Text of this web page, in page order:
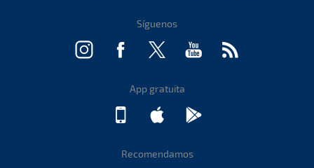
Síguenos
App gratuita
Recomendamos